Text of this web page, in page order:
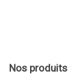
Nos produits